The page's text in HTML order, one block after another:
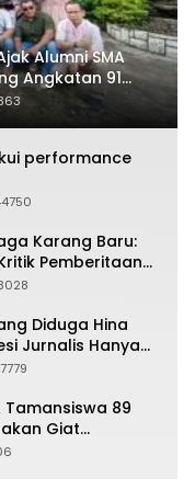
Alumni SMA
Angkatan 91
performance
Karang Baru:
Pemberitaan
Diduga Hina
Jurnalis Hanya
Dugaan
Tamansiswa 89
Giat